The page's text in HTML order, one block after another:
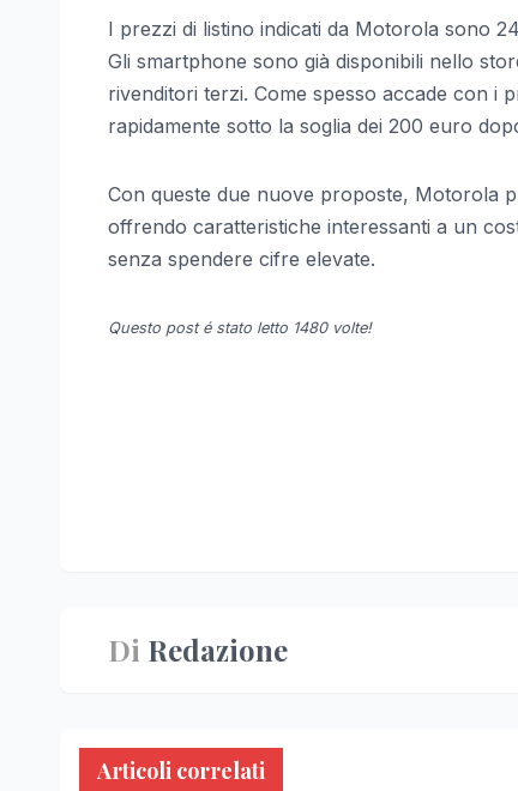
I prezzi di listino indicati da Motorola sono
Gli smartphone sono già disponibili nello
rivenditori terzi. Come spesso accade con
rapidamente sotto la soglia dei 200 euro
Con queste due nuove proposte, Motorola
offrendo caratteristiche interessanti a un
senza spendere cifre elevate.
Questo post é stato letto 1480 volte!
Di Redazione
Articoli correlati